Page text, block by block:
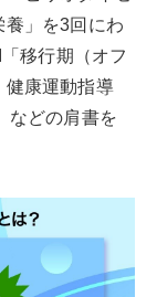
養」を3回にわ
移行期（オフ
健康運動指導
などの肩書を